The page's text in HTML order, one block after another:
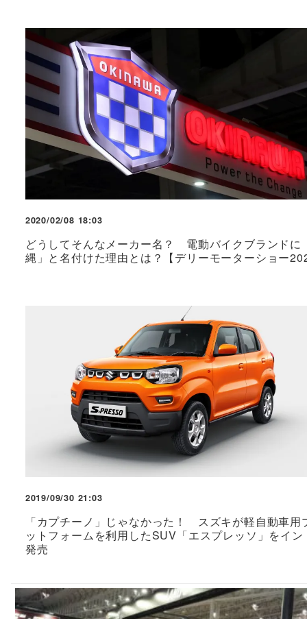
2020/02/08 18:03
どうしてそんなメーカー名？ 電動バイクブランドに
縄」と名付けた理由とは？【デリーモーターショー
2019/09/30 21:03
「カプチーノ」じゃなかった！ スズキが軽自動車用
ットフォームを利用したSUV「エスプレッソ」をイン
発売